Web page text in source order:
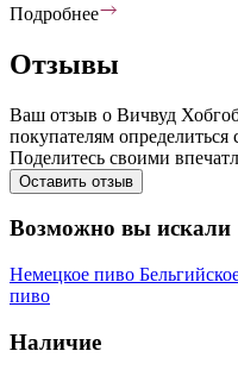
Подробнее
Отзывы
Ваш отзыв о Вичвуд
покупателям определиться
Поделитесь своими
Оставить отзыв
Возможно вы искали
Немецкое пиво
пиво
Наличие